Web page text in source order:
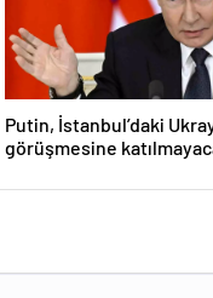
Putin, İstanbul’daki
görüşmesine